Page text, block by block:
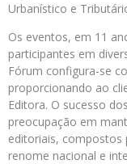
Urbanístico e
Os eventos, em 11
participantes em
Fórum configura-se
proporcionando ao
Editora. O sucesso
preocupação em
editoriais, compostos
renome nacional e